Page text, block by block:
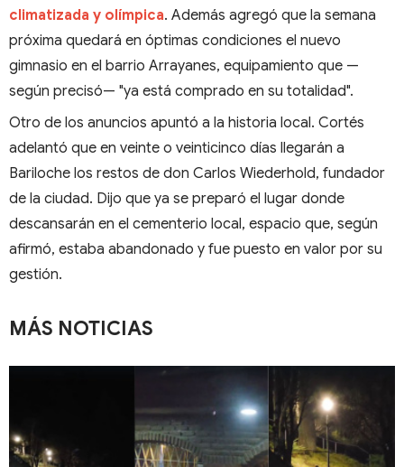
climatizada y olímpica. Además agregó que la semana
próxima quedará en óptimas condiciones el nuevo
gimnasio en el barrio Arrayanes, equipamiento que —
según precisó— "ya está comprado en su totalidad".
Otro de los anuncios apuntó a la historia local. Cortés
adelantó que en veinte o veinticinco días llegarán a
Bariloche los restos de don Carlos Wiederhold, fundador
de la ciudad. Dijo que ya se preparó el lugar donde
descansarán en el cementerio local, espacio que, según
afirmó, estaba abandonado y fue puesto en valor por su
gestión.
MÁS NOTICIAS